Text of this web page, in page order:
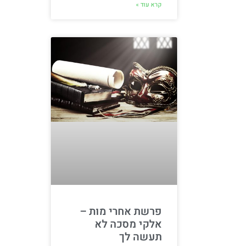
קרא עוד »
פרשת אחרי מות –
אלקי מסכה לא
תעשה לך